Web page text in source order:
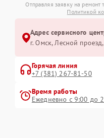
Отправляя заявку на ремонт
Политикой
Адрес сервисного
г. Омск, ​Лесной
Горячая линия
+7 (381) 267-81-50
Время работы
Ежедневно с 9:00 до